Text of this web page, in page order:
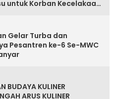
untuk Korban Kecelakaan
Gelar Turba dan
Pesantren ke-6 Se-MWC
BUDAYA KULINER
ARUS KULINER